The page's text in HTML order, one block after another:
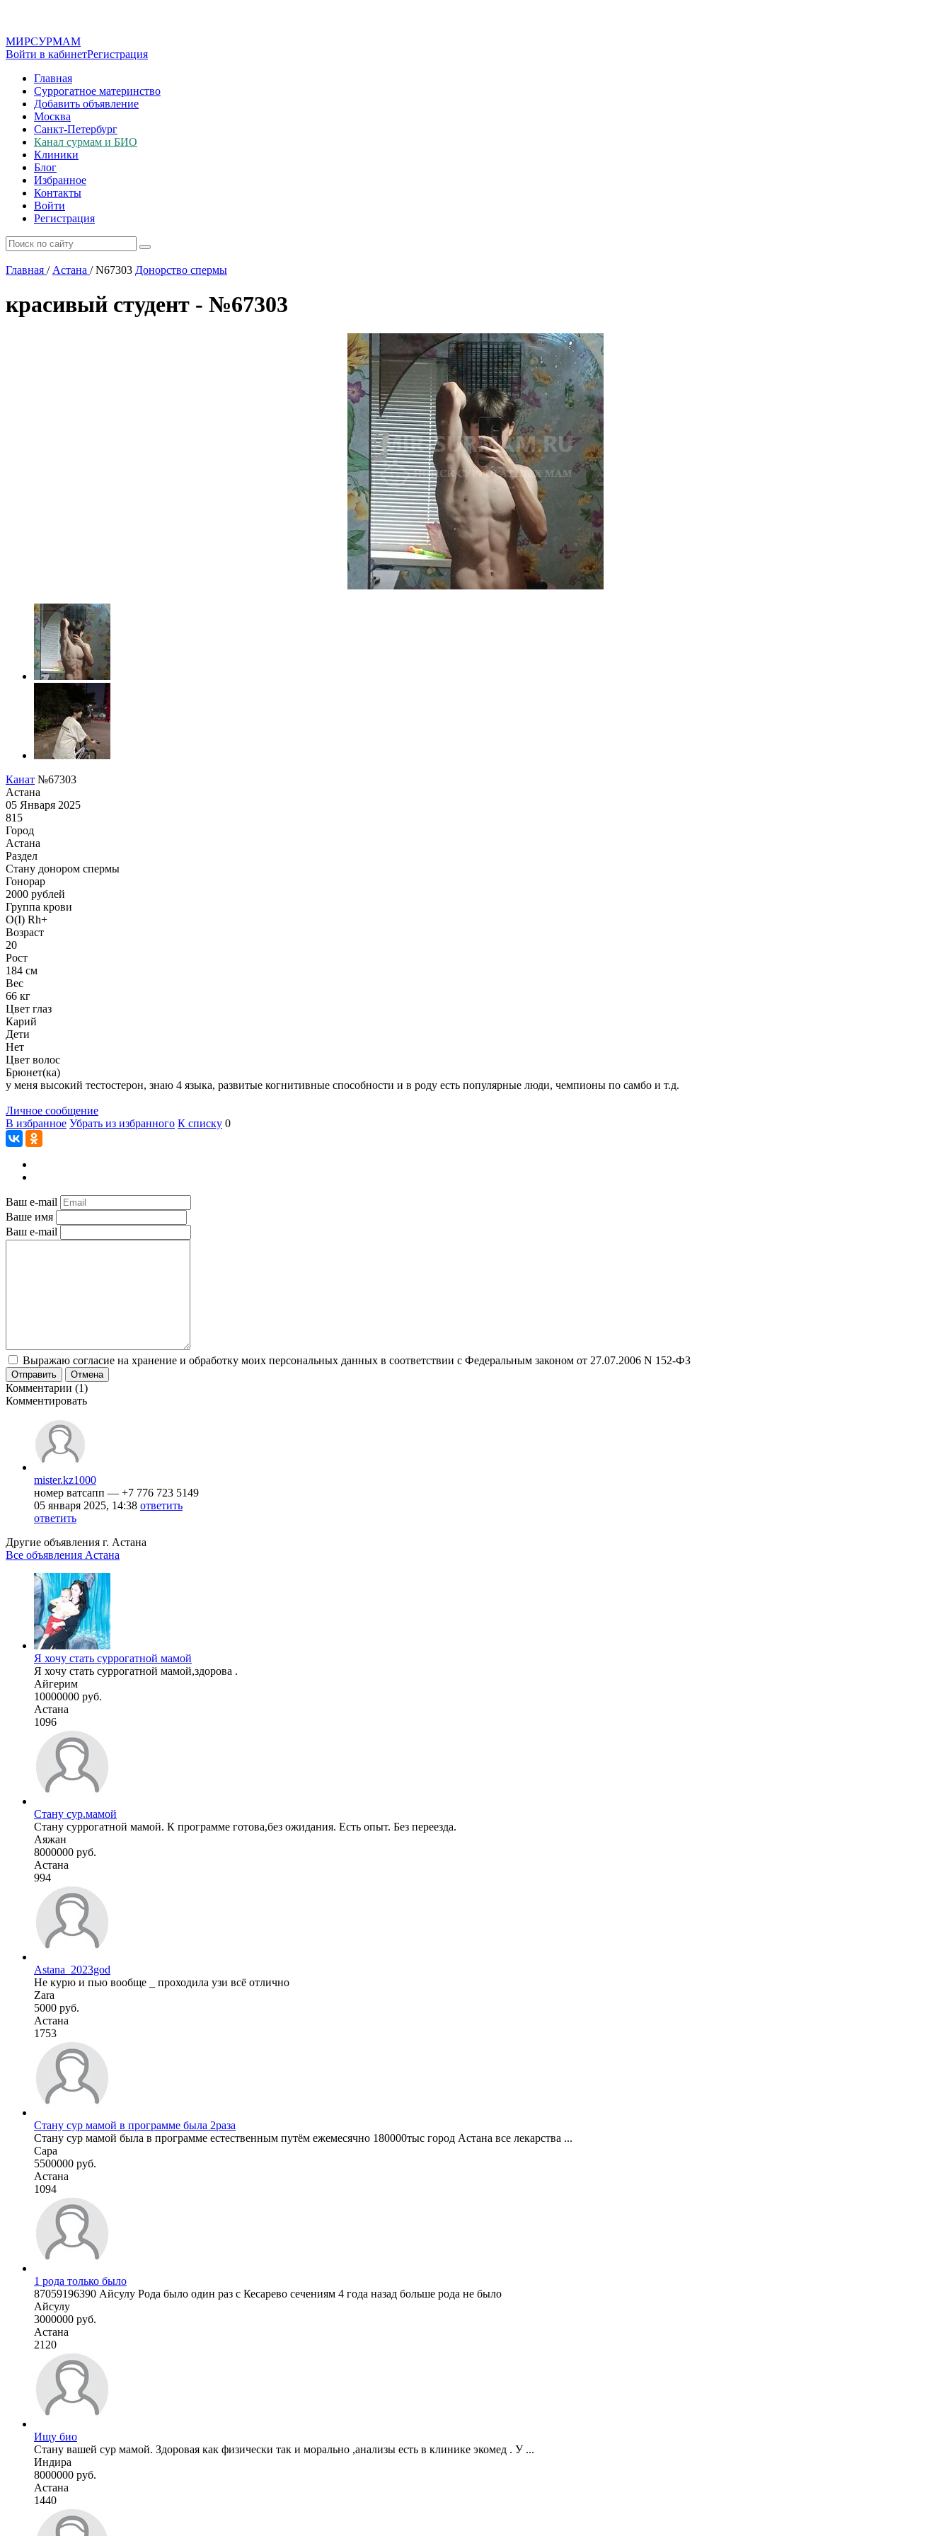
МИРСУРМАМ
Войти в кабинетРегистрация
Главная
Суррогатное материнство
Добавить объявление
Москва
Санкт-Петербург
Канал сурмам и БИО
Клиники
Блог
Избранное
Контакты
Войти
Регистрация
Главная / Астана /N67303 Донорство спермы
красивый студент - №67303
Канат №67303
Астана
05 Января 2025
815
Город
Астана
Раздел
Стану донором спермы
Гонoрар
2000 рублей
Группа крови
O(I) Rh+
Возраст
20
Рост
184 см
Вес
66 кг
Цвет глаз
Карий
Дети
Нет
Цвет волос
Брюнет(ка)
у меня высокий тестостерон, знаю 4 языка, развитые когнитивные способности и в роду есть популярные люди, чемпионы по самбо и т.д.
Личное сообщение
В избранное Убрать из избранного К списку 0
Ваш e-mail
Ваше имя
Ваш e-mail
Выражаю согласие на хранение и обработку моих персональных данных в соответствии с Федеральным законом от 27.07.2006 N 152-ФЗ
Отправить Отмена
Комментарии (1)
Комментировать
mister.kz1000
номер ватсапп — ‪+7 776 723 5149‬
05 января 2025, 14:38 ответить
ответить
Другие объявления г. Астана
Все объявления Астана
Я хочу стать суррогатной мамой
Я хочу стать суррогатной мамой,здорова .
Айгерим
10000000 руб.
Астана
1096
Стану сур.мамой
Стану суррогатной мамой. К программе готова,без ожидания. Есть опыт. Без переезда.
Аяжан
8000000 руб.
Астана
994
Astana_2023god
Не курю и пью вообще _ проходила узи всё отлично
Zara
5000 руб.
Астана
1753
Стану сур мамой в программе была 2раза
Стану сур мамой была в программе естественным путём ежемесячно 180000тыс город Астана все лекарства ...
Сара
5500000 руб.
Астана
1094
1 рода только было
87059196390 Айсулу Рода было один раз с Кесарево сечениям 4 года назад больше рода не было
Айсулу
3000000 руб.
Астана
2120
Ищу био
Стану вашей сур мамой. Здоровая как физически так и морально ,анализы есть в клинике экомед . У ...
Индира
8000000 руб.
Астана
1440